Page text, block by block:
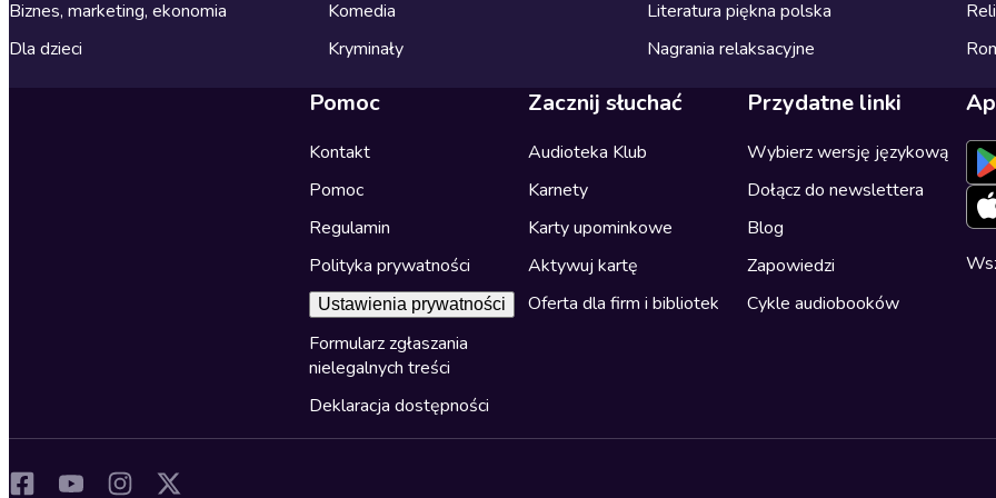
Biznes, marketing, ekonomia
Dla dzieci
Komedia
Kryminały
Literatura piękna polska
Nagrania relaksacyjne
Pomoc
Kontakt
Pomoc
Regulamin
Polityka prywatności
Ustawienia prywatności
Formularz zgłaszania
nielegalnych treści
Deklaracja dostępności
Zacznij słuchać
Audioteka Klub
Karnety
Karty upominkowe
Aktywuj kartę
Oferta dla firm i bibliotek
Przydatne linki
Wybierz wersję językową
Dołącz do newslettera
Blog
Zapowiedzi
Cykle audiobooków